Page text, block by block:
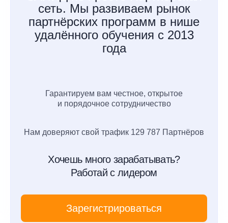
сеть. Мы развиваем рынок
партнёрских программ в нише
удалённого обучения с 2013
года
Гарантируем вам честное, открытое
и порядочное сотрудничество
Нам доверяют свой трафик 129 787 Партнёров
Хочешь много зарабатывать?
Работай с лидером
Зарегистрироваться